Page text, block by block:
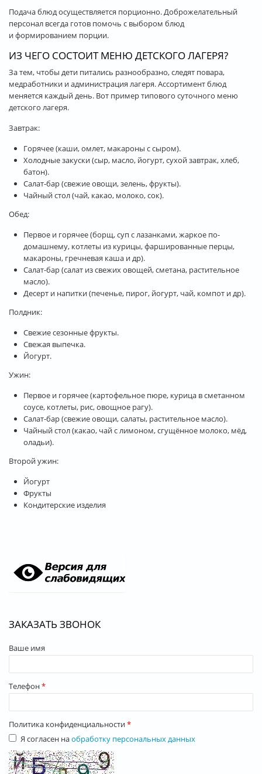
Подача блюд осуществляется порционно. Доброжелательный
персонал всегда готов помочь с выбором блюд
и формированием порции.
ИЗ ЧЕГО СОСТОИТ МЕНЮ ДЕТСКОГО ЛАГЕРЯ?
За тем, чтобы дети питались разнообразно, следят повара,
медработники и администрация лагеря. Ассортимент блюд
меняется каждый день. Вот пример типового суточного меню
детского лагеря.
Завтрак:
Горячее (каши, омлет, макароны с сыром).
Холодные закуски (сыр, масло, йогурт, сухой завтрак, хлеб,
батон).
Салат-бар (свежие овощи, зелень, фрукты).
Чайный стол (чай, какао, молоко, сок).
Обед:
Первое и горячее (борщ, суп с лазанками, жаркое по-
домашнему, котлеты из курицы, фаршированные перцы,
макароны, гречневая каша и др).
Салат-бар (салат из свежих овощей, сметана, растительное
масло).
Десерт и напитки (печенье, пирог, йогурт, чай, компот и др).
Полдник:
Свежие сезонные фрукты.
Свежая выпечка.
Йогурт.
Ужин:
Первое и горячее (картофельное пюре, курица в сметанном
соусе, котлеты, рис, овощное рагу).
Салат-бар (свежие овощи, салаты, растительное масло).
Чайный стол (какао, чай с лимоном, сгущённое молоко, мёд,
оладьи).
Второй ужин:
Йогурт
Фрукты
Кондитерские изделия
ЗАКАЗАТЬ ЗВОНОК
Ваше имя
Телефон*
Политика конфиденциальности*
Я согласен наобработку персональных данных